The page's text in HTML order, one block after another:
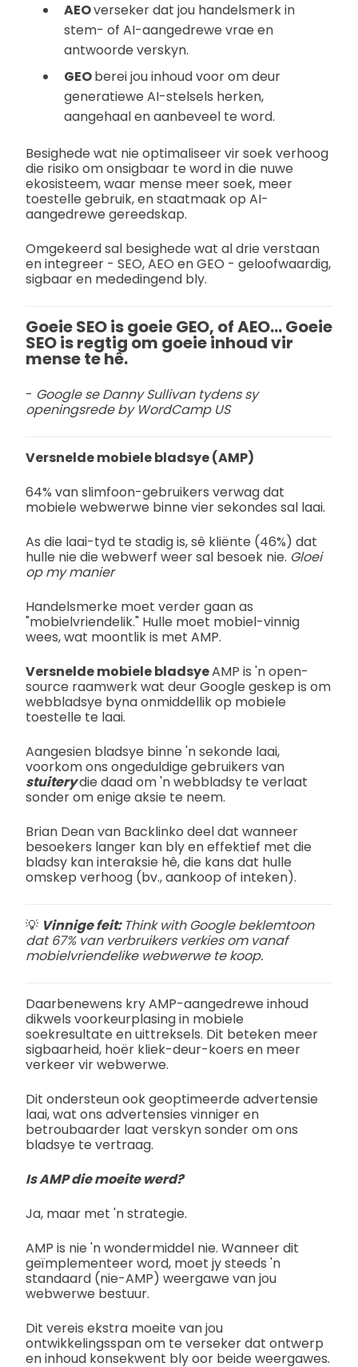
AEOverseker dat jou handelsmerk in
stem- of AI-aangedrewe vrae en
antwoorde verskyn.
GEOberei jou inhoud voor om deur
generatiewe AI-stelsels herken,
aangehaal en aanbeveel te word.
Besighede wat nie optimaliseer vir soek verhoog
die risiko om onsigbaar te word in die nuwe
ekosisteem, waar mense meer soek, meer
toestelle gebruik, en staatmaak op AI-
aangedrewe gereedskap.
Omgekeerd sal besighede wat al drie verstaan
en integreer - SEO, AEO en GEO - geloofwaardig,
sigbaar en mededingend bly.
Goeie SEO is goeie GEO, of AEO... Goeie
SEO is regtig om goeie inhoud vir
mense te hê.
- Google se Danny Sullivan tydens sy
openingsrede by WordCamp US
Versnelde mobiele bladsye (AMP)
64% van slimfoon-gebruikers verwag dat
mobiele webwerwe binne vier sekondes sal laai.
As die laai-tyd te stadig is, sê kliënte (46%) dat
hulle nie die webwerf weer sal besoek nie. Gloei
op my manier
Handelsmerke moet verder gaan as
"mobielvriendelik." Hulle moet mobiel-vinnig
wees, wat moontlik is met AMP.
Versnelde mobiele bladsyeAMP is 'n open-
source raamwerk wat deur Google geskep is om
webbladsye byna onmiddellik op mobiele
toestelle te laai.
Aangesien bladsye binne 'n sekonde laai,
voorkom ons ongeduldige gebruikers van
stuiterydie daad om 'n webbladsy te verlaat
sonder om enige aksie te neem.
Brian Dean van Backlinko deel dat wanneer
besoekers langer kan bly en effektief met die
bladsy kan interaksie hê, die kans dat hulle
omskep verhoog (bv., aankoop of inteken).
💡 Vinnige feit: Think with Google beklemtoon
dat 67% van verbruikers verkies om vanaf
mobielvriendelike webwerwe te koop.
Daarbenewens kry AMP-aangedrewe inhoud
dikwels voorkeurplasing in mobiele
soekresultate en uittreksels. Dit beteken meer
sigbaarheid, hoër kliek-deur-koers en meer
verkeer vir webwerwe.
Dit ondersteun ook geoptimeerde advertensie
laai, wat ons advertensies vinniger en
betroubaarder laat verskyn sonder om ons
bladsye te vertraag.
Is AMP die moeite werd?
Ja, maar met 'n strategie.
AMP is nie 'n wondermiddel nie. Wanneer dit
geïmplementeer word, moet jy steeds 'n
standaard (nie-AMP) weergawe van jou
webwerwe bestuur.
Dit vereis ekstra moeite van jou
ontwikkelingsspan om te verseker dat ontwerp
en inhoud konsekwent bly oor beide weergawes.